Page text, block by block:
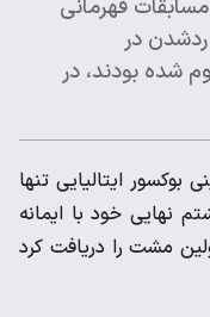
قهرمانی
به دلیل ردشدن در
بودند، در
بوکسور ایتالیایی تنها
نهایی خود با ایمانه
مشت را دریافت کرد